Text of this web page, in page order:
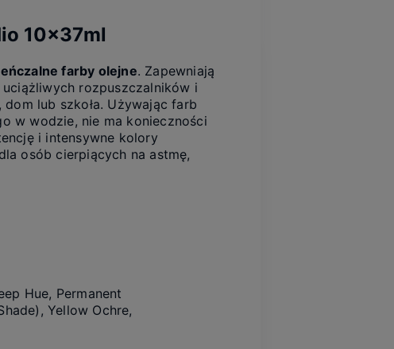
10x37ml
farby olejne. Zapewniają
rozpuszczalników i
lub szkoła. Używając farb
w wodzie, nie ma konieczności
i intensywne kolory
osób cierpiących na astmę,
Hue, Permanent
Yellow Ochre,